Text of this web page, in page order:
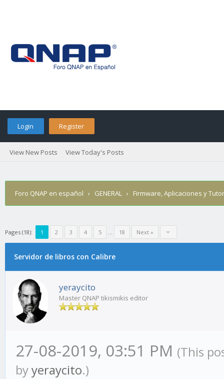
Login Register
View New Posts View Today's Posts
Foro QNAP en español › GENERAL › Firmware, Aplicaciones y
Pages (18): 1 2 3 4 5 … 18 Next »
Servidor de libros con Calibre
yeraycito
Master QNAP tikismikis editor
27-08-2019, 03:51 PM (This
byyeraycito.)